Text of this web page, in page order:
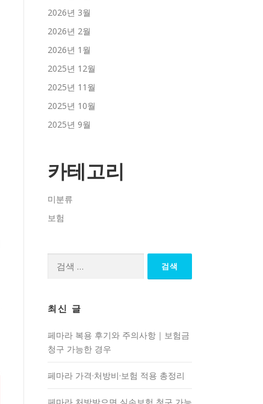
2026년 3월
2026년 2월
2026년 1월
2025년 12월
2025년 11월
2025년 10월
2025년 9월
카테고리
미분류
보험
최신 글
페마라 복용 후기와 주의사항｜보험금
청구 가능한 경우
페마라 가격·처방비·보험 적용 총정리